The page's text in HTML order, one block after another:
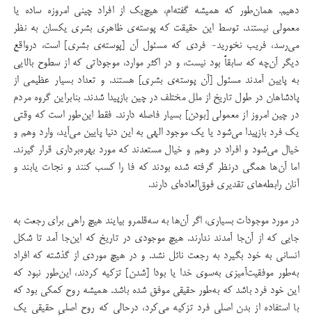
دهیم. همان‌طور که همیشه گفته‌ام، هیچ‌یک از افراد چینی امروزه ساده یا
معمولی نیستند. توسط این حقیقت که پوسته‌ی ظاهری بشری یکسان به نظر
می‌رسد، فریب نخورید- فردی که مسئول آن [پوسته‌ی بشری] است، درواقع
دیگر آن‌چه که سابقاً بود نیست، و در اکثر موارد، موجوداتی که از سطوح بالایی
به پایین آمدند مسئول [آن پوسته‌ی بشری] هستند. و تعداد بسیار عظیمی از
پادشاهان در طول تاریخ از ملل مختلف در چین بازپیدا شدند. بنابراین گروه مردم
در چین امروز از معمولی [بودن] بسیار فاصله دارند. فقط این‌طور است که وقتی
یک فرد بازپیدا می‌شود یا یک موجود الهی به این دنیا پایین می‌آید، وارد وهم و
خیال می‌شود و افراد در وهم و خیال مستعدند که مورد بهره‌برداری قرار گیرند.
اما آن‌ها همگی درنظر گرفته شده بودند که فا را کسب کنند و نجات یابند و
آنان رابطه‌های تقدیری فوق‌العاده‌ای دارند.
در مورد موجودات بسیاری، اگر آن‌ها به سه‌قلمرو بیایند هیچ راهی برای رجعت به
جایی که از آن‌جا آمدند ندارند. هیچ موجودی در تاریخ که این‌جا آمد تا شکل
انسانی به خود بگیرد به رجعت نائل نشد. و در هیچ موردی از گذشته که افراد
به‌طور موفقیت‌آمیزی به‌سوی خدا یا بودا‌ [شدن] تزکیه کردند، این‌طور نبود که
این خود فرد باشد که به‌طور حقیقی موفق شده باشد. همیشه روح کمکی بود که
با استفاده از بدن اصلی فرد تزکیه می‌کرد، درحالی‌ که روح اصلیِ حقیقی یک